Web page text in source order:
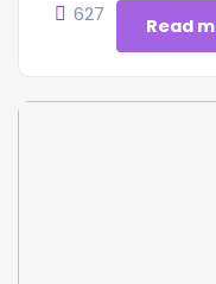
627 Read